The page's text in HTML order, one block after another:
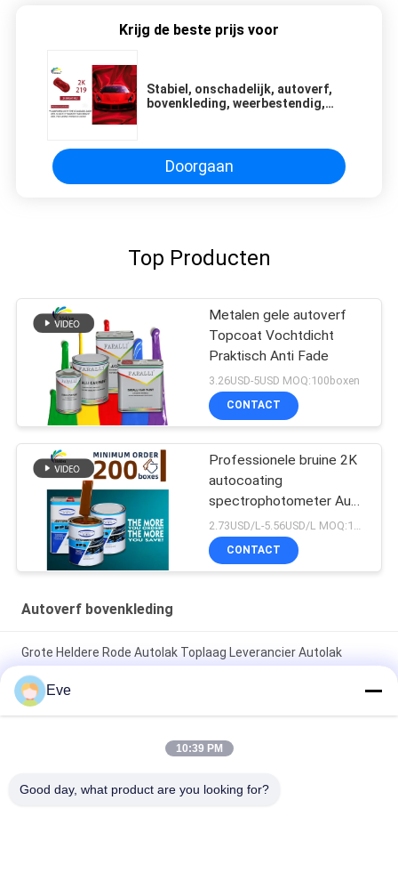
Krijg de beste prijs voor
Stabiel, onschadelijk, autoverf,
bovenkleding, weerbestendig,
Doorgaan
Top Producten
Metalen gele autoverf
Topcoat Vochtdicht
Praktisch Anti Fade
3.26USD-5USD MOQ:100boxen
CONTACT
Professionele bruine 2K
autocoating
spectrophotometer Auto
Refinish Repair Fabrikant
Automotive Auto Verf
CONTACT
Autoverf bovenkleding
Grote Heldere Rode Autolak Toplaag Leverancier Autolak
Autolak Spuitverf
Niet-giftige, hittebestendige, briljant rode autolak,
bescherming Autoverfleverancier Automotive Refinish verf
Eve
10:39 PM
Good day, what product are you looking for?